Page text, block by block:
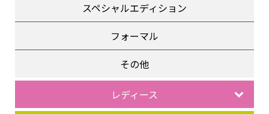
スペシャルエディション
フォーマル
その他
レディース